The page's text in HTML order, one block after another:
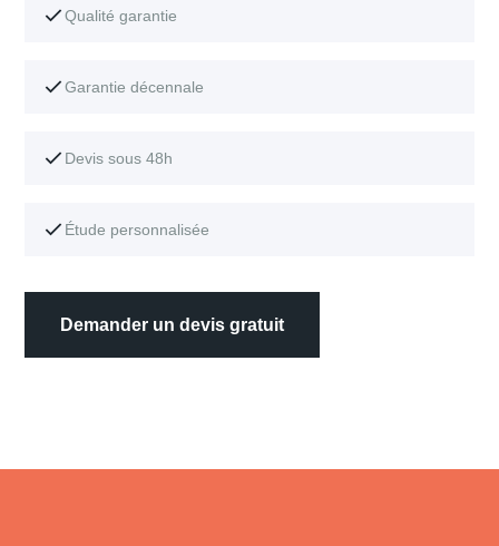
Qualité garantie
Garantie décennale
Devis sous 48h
Étude personnalisée
Demander un devis gratuit